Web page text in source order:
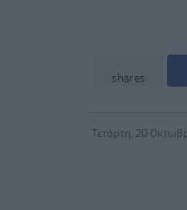
shares
Τετάρτη, 20